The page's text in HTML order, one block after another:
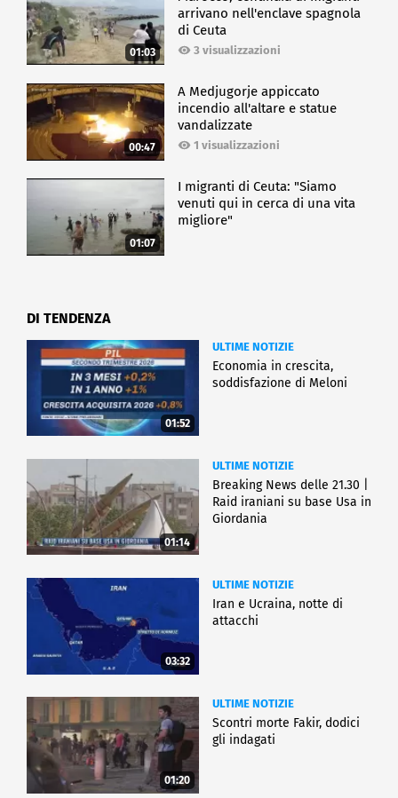
01:03
arrivano nell'enclave spagnola
di Ceuta
3 visualizzazioni
00:47
A Medjugorje appiccato
incendio all'altare e statue
vandalizzate
1 visualizzazioni
01:07
I migranti di Ceuta: "Siamo
venuti qui in cerca di una vita
migliore"
DI TENDENZA
01:52
ULTIME NOTIZIE
Economia in crescita,
soddisfazione di Meloni
01:14
ULTIME NOTIZIE
Breaking News delle 21.30 |
Raid iraniani su base Usa in
Giordania
03:32
ULTIME NOTIZIE
Iran e Ucraina, notte di
attacchi
01:20
ULTIME NOTIZIE
Scontri morte Fakir, dodici
gli indagati